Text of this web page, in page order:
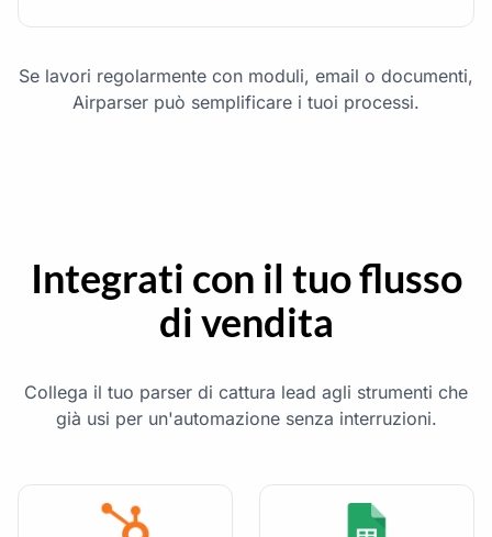
Se lavori regolarmente con moduli, email o documenti,
Airparser può semplificare i tuoi processi.
Integrati con il tuo flusso
di vendita
Collega il tuo parser di cattura lead agli strumenti che
già usi per un'automazione senza interruzioni.